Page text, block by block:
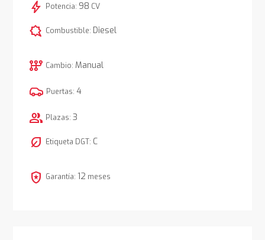
bolt Potencia: 98 CV
comic_bubble Combustible: Diesel
auto_transmission Cambio: Manual
Puertas: 4
group Plazas: 3
nest_eco_leaf Etiqueta DGT: C
local_police Garantía: 12 meses